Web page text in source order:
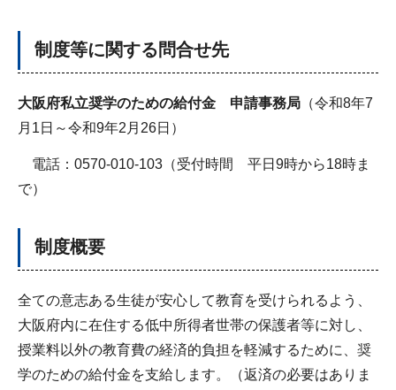
制度等に関する問合せ先
大阪府私立奨学のための給付金 申請事務局 （令和8年7
月1日～令和9年2月26日）
電話：0570-010-103（受付時間 平日9時から18時ま
で）
制度概要
全ての意志ある生徒が安心して教育を受けられるよう、
大阪府内に在住する低中所得者世帯の保護者等に対し、
授業料以外の教育費の経済的負担を軽減するために、奨
学のための給付金を支給します。（返済の必要はありま